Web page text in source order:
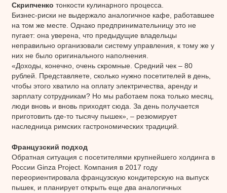
Скрипченко тонкости кулинарного процесса.
Бизнес-риски не выдержало аналогичное кафе, работавшее
на том же месте. Однако предпринимательницу это не
пугает: она уверена, что предыдущие владельцы
неправильно организовали систему управления, к тому же у
них не было оригинального наполнения.
«Доходы, конечно, очень скромные. Средний чек – 80
рублей. Представляете, сколько нужно посетителей в день,
чтобы этого хватило на оплату электричества, аренду и
зарплату сотрудникам? Но мы работаем пока только месяц,
люди вновь и вновь приходят сюда. За день получается
приготовить где-то тысячу пышек», – резюмирует
наследница римских гастрономических традиций.
Французский подход
Обратная ситуация с посетителями крупнейшего холдинга в
России Ginza Project. Компания в 2017 году
переориентировала французскую кондитерскую на выпуск
пышек, и планирует открыть еще два аналогичных